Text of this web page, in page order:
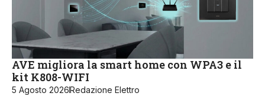
AVE migliora la smart home con WPA3 e il
kit K808-WIFI
5 Agosto 2026Redazione Elettro